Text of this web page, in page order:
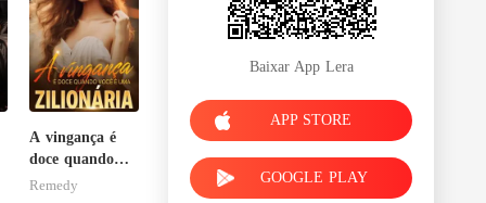
A vingança é
doce quando
você é uma
Remedy
Baixar App Lera
APP STORE
GOOGLE PLAY